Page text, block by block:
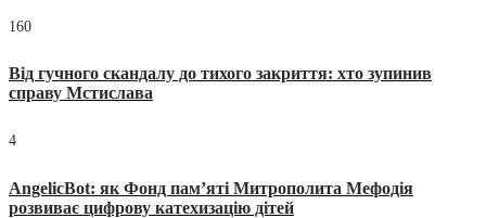
160
Від гучного скандалу до тихого закриття: хто зупинив
справу Мстислава
4
AngelicBot: як Фонд пам’яті Митрополита Мефодія
розвиває цифрову катехизацію дітей